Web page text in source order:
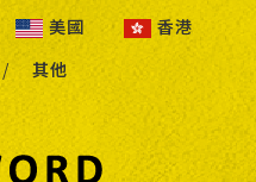
美國
香港
其他